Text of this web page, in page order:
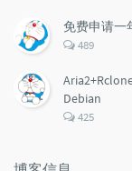
数：
免费申请一
评
数：
489
Debian
评
425